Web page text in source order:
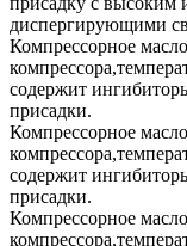
диспергирующими
Компрессорное
содержит
присадки.
Компрессорное
содержит
присадки.
Компрессорное